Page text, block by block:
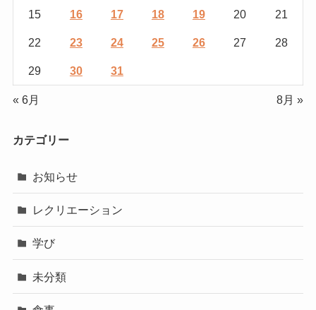
15 16 17 18 19 20 21
22 23 24 25 26 27 28
29 30 31
« 6月 8月 »
カテゴリー
お知らせ
レクリエーション
学び
未分類